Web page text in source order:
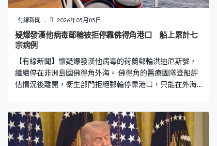
有線新聞 2026年05月05日
疑爆發漢他病毒郵輪被拒停靠佛得角港口 船上累計七
宗病例
【有線新聞】懷疑爆發漢他病毒的荷蘭郵輪洪迪厄斯號，
繼續停在非洲島國佛得角外海。 佛得角的醫療團隊登船評
估情況後離開，衛生部門拒絕郵輪停靠港口，只能在外海
佛得角計劃撤離兩名出現症狀的乘客。 郵輪所屬的泛海探
險公司證實，除了一對荷蘭夫婦病逝，第三名死者是德國
籍。另外兩名船員出現急性呼吸道症狀，需要緊急治療，